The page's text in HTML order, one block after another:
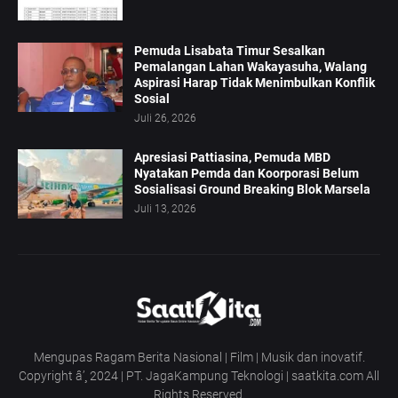
Pemuda Lisabata Timur Sesalkan
Pemalangan Lahan Wakayasuha, Walang
Aspirasi Harap Tidak Menimbulkan Konflik
Sosial
Juli 26, 2026
Apresiasi Pattiasina, Pemuda MBD
Nyatakan Pemda dan Koorporasi Belum
Sosialisasi Ground Breaking Blok Marsela
Juli 13, 2026
Mengupas Ragam Berita Nasional | Film | Musik dan inovatif.
Copyright â’¸ 2024 | PT. JagaKampung Teknologi | saatkita.com All
Rights Reserved.